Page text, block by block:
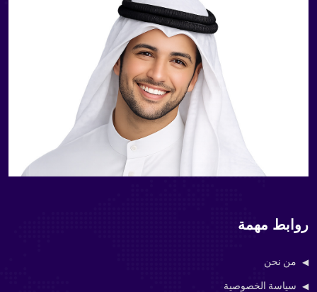
روابط مهمة
من نحن
سياسة الخصوصية